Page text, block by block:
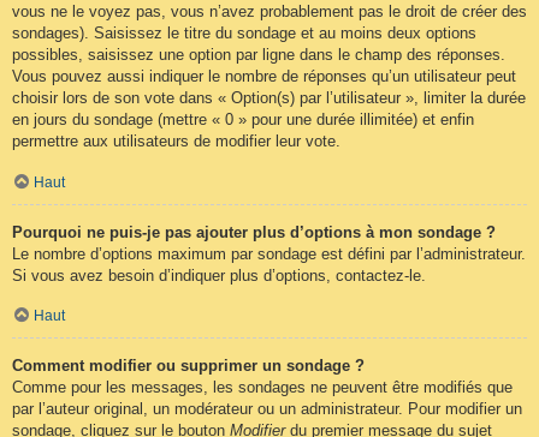
vous ne le voyez pas, vous n’avez probablement pas le droit de créer des
sondages). Saisissez le titre du sondage et au moins deux options
possibles, saisissez une option par ligne dans le champ des réponses.
Vous pouvez aussi indiquer le nombre de réponses qu’un utilisateur peut
choisir lors de son vote dans « Option(s) par l’utilisateur », limiter la durée
en jours du sondage (mettre « 0 » pour une durée illimitée) et enfin
permettre aux utilisateurs de modifier leur vote.
Haut
Pourquoi ne puis-je pas ajouter plus d’options à mon sondage ?
Le nombre d’options maximum par sondage est défini par l’administrateur.
Si vous avez besoin d’indiquer plus d’options, contactez-le.
Haut
Comment modifier ou supprimer un sondage ?
Comme pour les messages, les sondages ne peuvent être modifiés que
par l’auteur original, un modérateur ou un administrateur. Pour modifier un
sondage, cliquez sur le bouton Modifierdu premier message du sujet